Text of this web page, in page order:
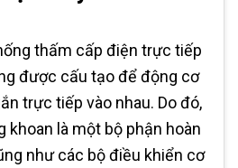
thấm cấp điện trực tiếp
được cấu tạo để động cơ
trực tiếp vào nhau. Do đó,
khoan là một bộ phận hoàn
như các bộ điều khiển cơ